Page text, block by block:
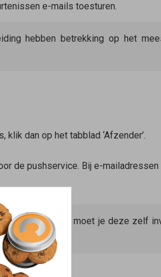
e-mails toesturen.
hebben betrekking op het
dan op het tabblad ‘Afzender’.
de pushservice. Bij e-mailadressen
providers moet je deze zelf